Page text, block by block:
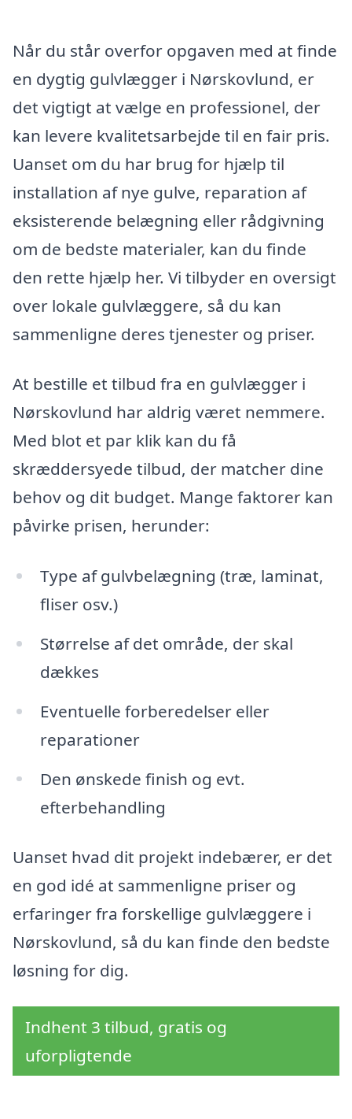
Når du står overfor opgaven med at finde
en dygtig gulvlægger i Nørskovlund, er
det vigtigt at vælge en professionel, der
kan levere kvalitetsarbejde til en fair pris.
Uanset om du har brug for hjælp til
installation af nye gulve, reparation af
eksisterende belægning eller rådgivning
om de bedste materialer, kan du finde
den rette hjælp her. Vi tilbyder en oversigt
over lokale gulvlæggere, så du kan
sammenligne deres tjenester og priser.
At bestille et tilbud fra en gulvlægger i
Nørskovlund har aldrig været nemmere.
Med blot et par klik kan du få
skræddersyede tilbud, der matcher dine
behov og dit budget. Mange faktorer kan
påvirke prisen, herunder:
Type af gulvbelægning (træ, laminat,
fliser osv.)
Størrelse af det område, der skal
dækkes
Eventuelle forberedelser eller
reparationer
Den ønskede finish og evt.
efterbehandling
Uanset hvad dit projekt indebærer, er det
en god idé at sammenligne priser og
erfaringer fra forskellige gulvlæggere i
Nørskovlund, så du kan finde den bedste
løsning for dig.
Indhent 3 tilbud, gratis og
uforpligtende